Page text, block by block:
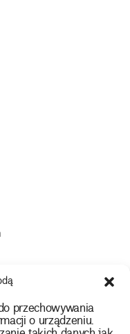
przechowywania
o urządzeniu.